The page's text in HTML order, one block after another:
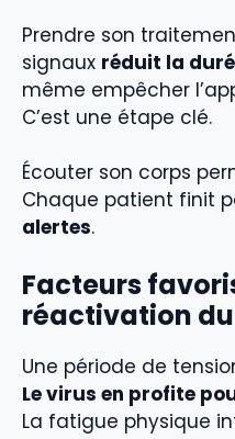
Prendre son
signaux réduit la
même empêcher
C’est une étape clé.
Écouter son corps
Chaque patient finit
alertes.
Facteurs
réactivation
Une période de
Le virus en profite
La fatigue physique